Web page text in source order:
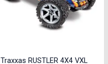
Traxxas RUSTLER 4X4 VXL